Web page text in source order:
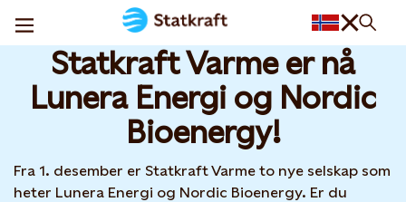
Statkraft Varme har fått nye eiere 08 DEC, 2025
Statkraft Varme er nå
Lunera Energi og Nordic
Bioenergy!
Fra 1. desember er Statkraft Varme to nye selskap som
heter Lunera Energi og Nordic Bioenergy. Er du